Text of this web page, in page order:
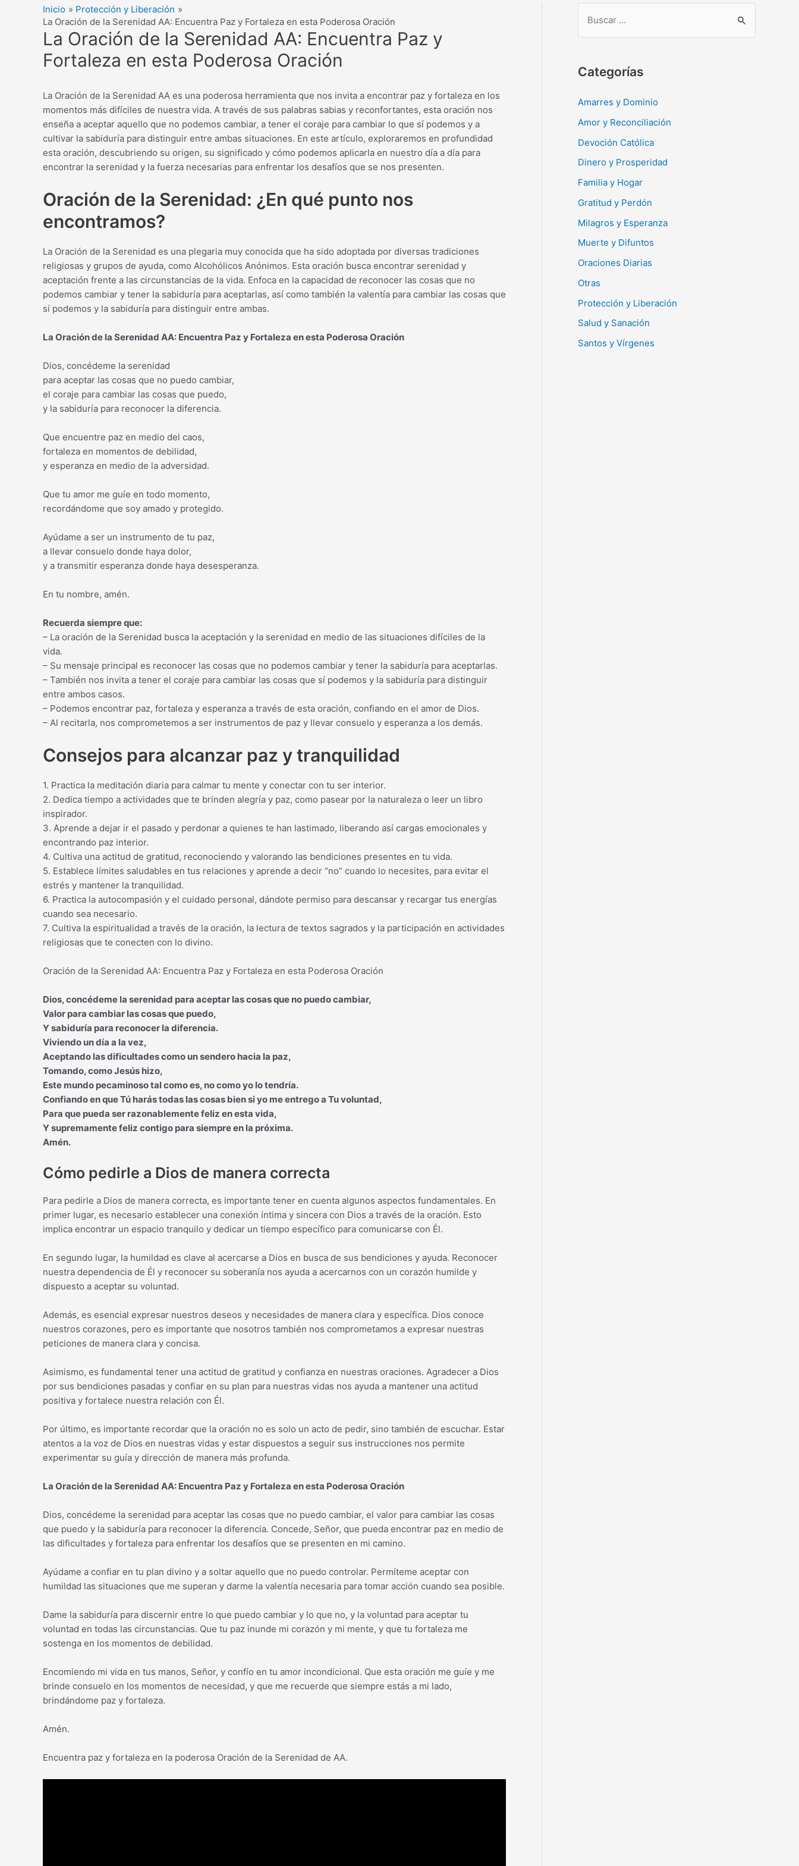
Inicio
Protección y Liberación
La Oración de la Serenidad AA: Encuentra Paz y Fortaleza en esta Poderosa Oración
La Oración de la Serenidad AA: Encuentra Paz y
Fortaleza en esta Poderosa Oración
La Oración de la Serenidad AA es una poderosa herramienta que nos invita a encontrar paz y fortaleza en los
momentos más difíciles de nuestra vida. A través de sus palabras sabias y reconfortantes, esta oración nos
enseña a aceptar aquello que no podemos cambiar, a tener el coraje para cambiar lo que sí podemos y a
cultivar la sabiduría para distinguir entre ambas situaciones. En este artículo, exploraremos en profundidad
esta oración, descubriendo su origen, su significado y cómo podemos aplicarla en nuestro día a día para
encontrar la serenidad y la fuerza necesarias para enfrentar los desafíos que se nos presenten.
Oración de la Serenidad: ¿En qué punto nos
encontramos?
La Oración de la Serenidad es una plegaria muy conocida que ha sido adoptada por diversas tradiciones
religiosas y grupos de ayuda, como Alcohólicos Anónimos. Esta oración busca encontrar serenidad y
aceptación frente a las circunstancias de la vida. Enfoca en la capacidad de reconocer las cosas que no
podemos cambiar y tener la sabiduría para aceptarlas, así como también la valentía para cambiar las cosas que
sí podemos y la sabiduría para distinguir entre ambas.
La Oración de la Serenidad AA: Encuentra Paz y Fortaleza en esta Poderosa Oración
Dios, concédeme la serenidad
para aceptar las cosas que no puedo cambiar,
el coraje para cambiar las cosas que puedo,
y la sabiduría para reconocer la diferencia.
Que encuentre paz en medio del caos,
fortaleza en momentos de debilidad,
y esperanza en medio de la adversidad.
Que tu amor me guíe en todo momento,
recordándome que soy amado y protegido.
Ayúdame a ser un instrumento de tu paz,
a llevar consuelo donde haya dolor,
y a transmitir esperanza donde haya desesperanza.
En tu nombre, amén.
Recuerda siempre que:
– La oración de la Serenidad busca la aceptación y la serenidad en medio de las situaciones difíciles de la
vida.
– Su mensaje principal es reconocer las cosas que no podemos cambiar y tener la sabiduría para aceptarlas.
– También nos invita a tener el coraje para cambiar las cosas que sí podemos y la sabiduría para distinguir
entre ambos casos.
– Podemos encontrar paz, fortaleza y esperanza a través de esta oración, confiando en el amor de Dios.
– Al recitarla, nos comprometemos a ser instrumentos de paz y llevar consuelo y esperanza a los demás.
Consejos para alcanzar paz y tranquilidad
1. Practica la meditación diaria para calmar tu mente y conectar con tu ser interior.
2. Dedica tiempo a actividades que te brinden alegría y paz, como pasear por la naturaleza o leer un libro
inspirador.
3. Aprende a dejar ir el pasado y perdonar a quienes te han lastimado, liberando así cargas emocionales y
encontrando paz interior.
4. Cultiva una actitud de gratitud, reconociendo y valorando las bendiciones presentes en tu vida.
5. Establece límites saludables en tus relaciones y aprende a decir “no” cuando lo necesites, para evitar el
estrés y mantener la tranquilidad.
6. Practica la autocompasión y el cuidado personal, dándote permiso para descansar y recargar tus energías
cuando sea necesario.
7. Cultiva la espiritualidad a través de la oración, la lectura de textos sagrados y la participación en actividades
religiosas que te conecten con lo divino.
Oración de la Serenidad AA: Encuentra Paz y Fortaleza en esta Poderosa Oración
Dios, concédeme la serenidad para aceptar las cosas que no puedo cambiar,
Valor para cambiar las cosas que puedo,
Y sabiduría para reconocer la diferencia.
Viviendo un día a la vez,
Aceptando las dificultades como un sendero hacia la paz,
Tomando, como Jesús hizo,
Este mundo pecaminoso tal como es, no como yo lo tendría.
Confiando en que Tú harás todas las cosas bien si yo me entrego a Tu voluntad,
Para que pueda ser razonablemente feliz en esta vida,
Y supremamente feliz contigo para siempre en la próxima.
Amén.
Cómo pedirle a Dios de manera correcta
Para pedirle a Dios de manera correcta, es importante tener en cuenta algunos aspectos fundamentales. En
primer lugar, es necesario establecer una conexión íntima y sincera con Dios a través de la oración. Esto
implica encontrar un espacio tranquilo y dedicar un tiempo específico para comunicarse con Él.
En segundo lugar, la humildad es clave al acercarse a Dios en busca de sus bendiciones y ayuda. Reconocer
nuestra dependencia de Él y reconocer su soberanía nos ayuda a acercarnos con un corazón humilde y
dispuesto a aceptar su voluntad.
Además, es esencial expresar nuestros deseos y necesidades de manera clara y específica. Dios conoce
nuestros corazones, pero es importante que nosotros también nos comprometamos a expresar nuestras
peticiones de manera clara y concisa.
Asimismo, es fundamental tener una actitud de gratitud y confianza en nuestras oraciones. Agradecer a Dios
por sus bendiciones pasadas y confiar en su plan para nuestras vidas nos ayuda a mantener una actitud
positiva y fortalece nuestra relación con Él.
Por último, es importante recordar que la oración no es solo un acto de pedir, sino también de escuchar. Estar
atentos a la voz de Dios en nuestras vidas y estar dispuestos a seguir sus instrucciones nos permite
experimentar su guía y dirección de manera más profunda.
La Oración de la Serenidad AA: Encuentra Paz y Fortaleza en esta Poderosa Oración
Dios, concédeme la serenidad para aceptar las cosas que no puedo cambiar, el valor para cambiar las cosas
que puedo y la sabiduría para reconocer la diferencia. Concede, Señor, que pueda encontrar paz en medio de
las dificultades y fortaleza para enfrentar los desafíos que se presenten en mi camino.
Ayúdame a confiar en tu plan divino y a soltar aquello que no puedo controlar. Permíteme aceptar con
humildad las situaciones que me superan y darme la valentía necesaria para tomar acción cuando sea posible.
Dame la sabiduría para discernir entre lo que puedo cambiar y lo que no, y la voluntad para aceptar tu
voluntad en todas las circunstancias. Que tu paz inunde mi corazón y mi mente, y que tu fortaleza me
sostenga en los momentos de debilidad.
Encomiendo mi vida en tus manos, Señor, y confío en tu amor incondicional. Que esta oración me guíe y me
brinde consuelo en los momentos de necesidad, y que me recuerde que siempre estás a mi lado,
brindándome paz y fortaleza.
Amén.
Encuentra paz y fortaleza en la poderosa Oración de la Serenidad de AA.
c
r
Categorías
Amarres y Dominio
Amor y Reconciliación
Devoción Católica
Dinero y Prosperidad
Familia y Hogar
Gratitud y Perdón
Milagros y Esperanza
Muerte y Difuntos
Oraciones Diarias
Otras
Protección y Liberación
Salud y Sanación
Santos y Vírgenes